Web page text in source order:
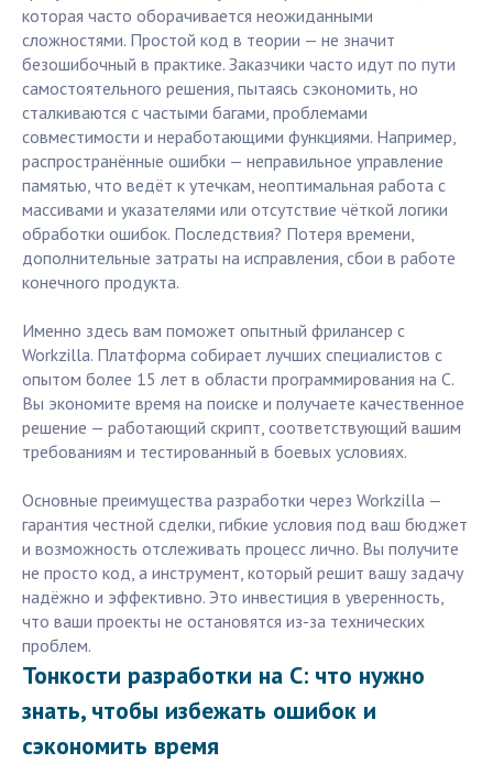
которая часто оборачивается неожиданными
сложностями. Простой код в теории — не значит
безошибочный в практике. Заказчики часто идут по пути
самостоятельного решения, пытаясь сэкономить, но
сталкиваются с частыми багами, проблемами
совместимости и неработающими функциями. Например,
распространённые ошибки — неправильное управление
памятью, что ведёт к утечкам, неоптимальная работа с
массивами и указателями или отсутствие чёткой логики
обработки ошибок. Последствия? Потеря времени,
дополнительные затраты на исправления, сбои в работе
конечного продукта.
Именно здесь вам поможет опытный фрилансер с
Workzilla. Платформа собирает лучших специалистов с
опытом более 15 лет в области программирования на C.
Вы экономите время на поиске и получаете качественное
решение — работающий скрипт, соответствующий вашим
требованиям и тестированный в боевых условиях.
Основные преимущества разработки через Workzilla —
гарантия честной сделки, гибкие условия под ваш бюджет
и возможность отслеживать процесс лично. Вы получите
не просто код, а инструмент, который решит вашу задачу
надёжно и эффективно. Это инвестиция в уверенность,
что ваши проекты не остановятся из-за технических
проблем.
Тонкости разработки на C: что нужно
знать, чтобы избежать ошибок и
сэкономить время